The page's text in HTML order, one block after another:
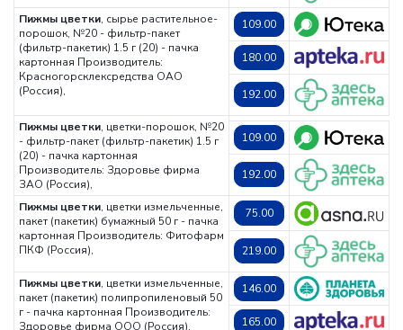
Пижмы цветки, сырье растительное-
порошок, №20 - фильтр-пакет
(фильтр-пакетик) 1.5 г (20) - пачка
картонная Производитель:
Красногорсклексредства ОАО
(Россия),
109.00
180.00
192.00
Пижмы цветки, цветки-порошок, №20
- фильтр-пакет (фильтр-пакетик) 1.5 г
(20) - пачка картонная
Производитель: Здоровье фирма
ЗАО (Россия),
109.00
192.00
Пижмы цветки, цветки измельченные,
пакет (пакетик) бумажный 50 г - пачка
картонная Производитель: Фитофарм
ПКФ (Россия),
75.00
219.00
Пижмы цветки, цветки измельченные,
пакет (пакетик) полипропиленовый 50
г - пачка картонная Производитель:
Здоровье фирма ООО (Россия),
146.00
165.00